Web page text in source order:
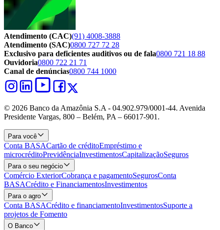
Atendimento (CAC)(91) 4008-3888
Atendimento (SAC)0800 727 72 28
Exclusivo para deficientes auditivos ou de fala0800 721 18 88
Ouvidoria0800 722 21 71
Canal de denúncias0800 744 1000
© 2026 Banco da Amazônia S.A - 04.902.979/0001‐44. Avenida
Presidente Vargas, 800 – Belém, PA – 66017-901.
Para você
Conta BASACartão de créditoEmpréstimo e
microcréditoPrevidênciaInvestimentosCapitalizaçãoSeguros
Para o seu negócio
Comércio ExteriorCobrança e pagamentoSegurosConta
BASACrédito e FinanciamentosInvestimentos
Para o agro
Conta BASACrédito e financiamentoInvestimentosSuporte a
projetos de Fomento
O Banco